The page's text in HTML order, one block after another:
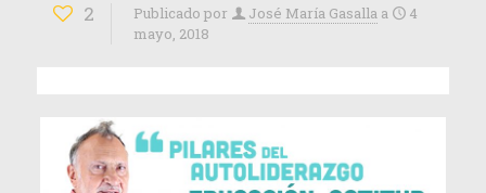
2 Publicado por José María Gasalla a
4
mayo, 2018